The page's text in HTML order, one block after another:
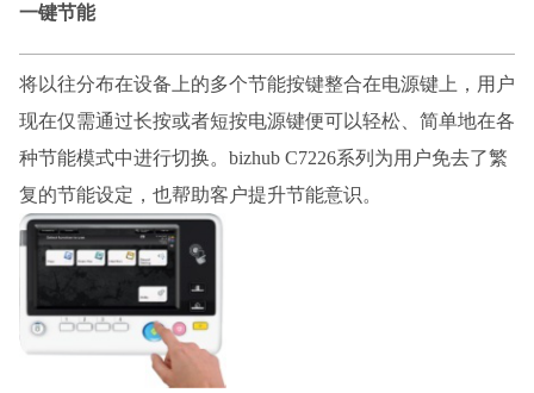
一键节能
将以往分布在设备上的多个节能按键整合在电源键上，用户
现在仅需通过长按或者短按电源键便可以轻松、简单地在各
种节能模式中进行切换。 bizhub C7226系列为用户免去了繁
复的节能设定，也帮助客户提升节能意识。